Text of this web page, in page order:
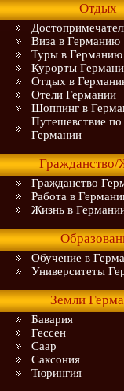
Отдых
Виза в Германию
Туры в Германию
Курорты
Отдых в
Отели Германии
Шоппинг в
Путешевствие по
Германии
Гражданство
Работа в
Жизнь в
Обучение в
Университеты
Земли
Бавария
Гессен
Саар
Саксония
Тюрингия